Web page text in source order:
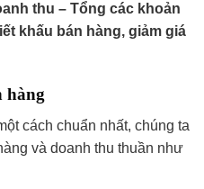
thu – Tổng các khoản
khấu bán hàng, giảm giá
hàng
cách chuẩn nhất, chúng ta
và doanh thu thuần như